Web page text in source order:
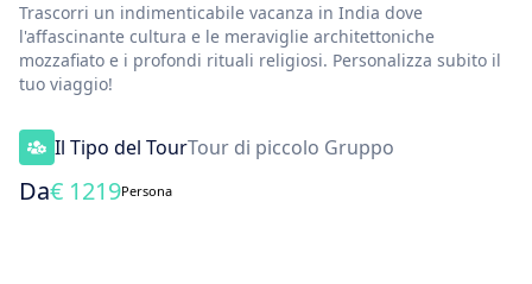
Trascorri un indimenticabile vacanza in India dove
l'affascinante cultura e le meraviglie architettoniche
mozzafiato e i profondi rituali religiosi. Personalizza subito il
tuo viaggio!
Il Tipo del TourTour di piccolo Gruppo
Da€ 1219Persona